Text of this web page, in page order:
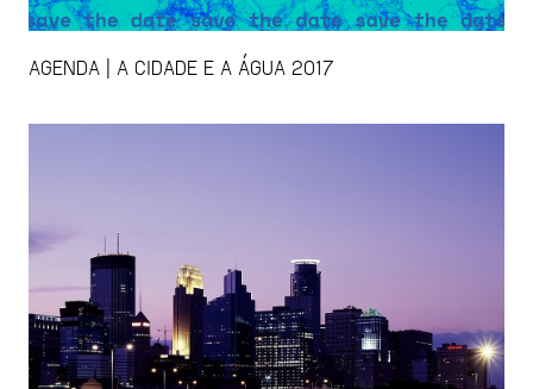
AGENDA | A CIDADE E A ÁGUA 2017